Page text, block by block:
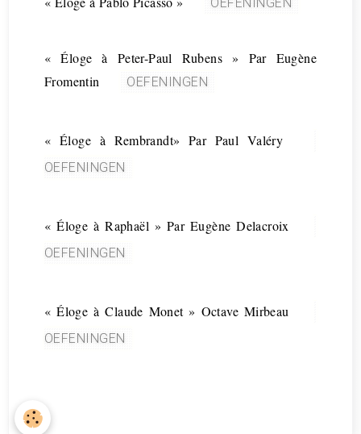
« Éloge à Peter-Paul Rubens » Par Eugène
Fromentin
OEFENINGEN
« Éloge à Rembrandt» Par Paul Valéry
OEFENINGEN
« Éloge à Raphaël » Par Eugène Delacroix
OEFENINGEN
« Éloge à Claude Monet » Octave Mirbeau
OEFENINGEN